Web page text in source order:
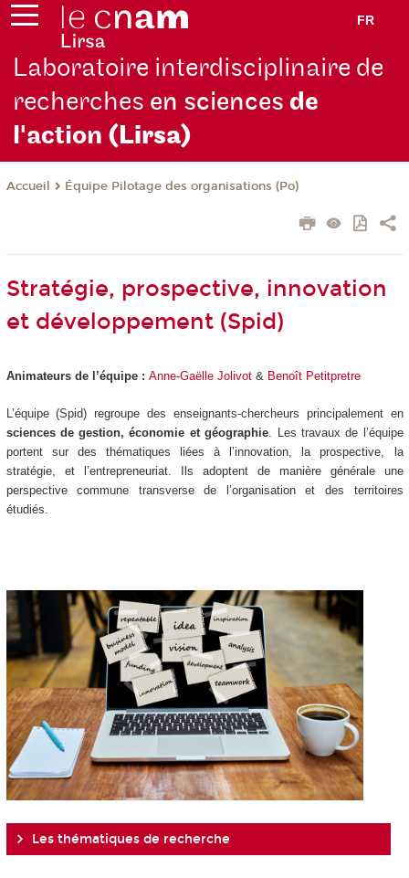
FR
Laboratoire interdisciplinaire de
recherches en sciencesde
l'action (Lirsa)
Accueil Équipe Pilotage des organisations (Po)
Stratégie, prospective, innovation
et développement (Spid)
Animateurs de l’équipe : Anne-Gaëlle Jolivot & Benoît Petitpretre
L’équipe (Spid) regroupe des enseignants-chercheurs principalement en
sciences de gestion, économie et géographie . Les travaux de l’équipe
portent sur des thématiques liées à l’innovation, la prospective, la
stratégie, et l’entrepreneuriat. Ils adoptent de manière générale une
perspective commune transverse de l’organisation et des territoires
étudiés.
Les thématiques de recherche